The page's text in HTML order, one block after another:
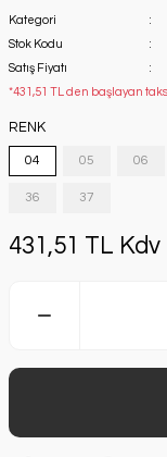
Kategori
Stok Kodu
Satış Fiyatı
*431,51 TL den başlayan
RENK
04 05 06
36 37
431,51 TL Kdv